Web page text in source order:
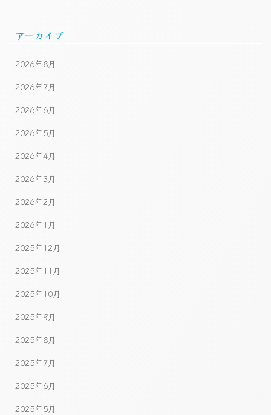
アーカイブ
2026年8月
2026年7月
2026年6月
2026年5月
2026年4月
2026年3月
2026年2月
2026年1月
2025年12月
2025年11月
2025年10月
2025年9月
2025年8月
2025年7月
2025年6月
2025年5月